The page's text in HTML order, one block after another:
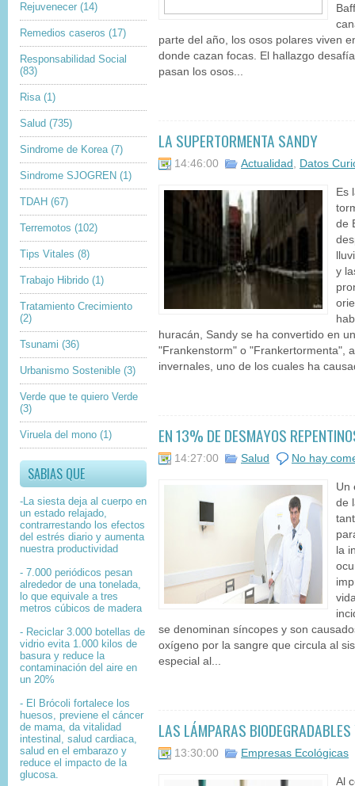
Rejuvenecer (14)
Remedios caseros (17)
Responsabilidad Social
(83)
Risa (1)
Salud (735)
Sindrome de Korea (7)
Sindrome SJOGREN (1)
TDAH (67)
Terremotos (102)
Tips Vitales (8)
Trabajo Hibrido (1)
Tratamiento Crecimiento
(2)
Tsunami (36)
Urbanismo Sostenible (3)
Verde que te quiero Verde
(3)
Viruela del mono (1)
SABIAS QUE
-La siesta deja al cuerpo en
un estado relajado,
contrarrestando los efectos
del estrés diario y aumenta
nuestra productividad
- 7.000 periódicos pesan
alrededor de una tonelada,
lo que equivale a tres
metros cúbicos de madera
- Reciclar 3.000 botellas de
vidrio evita 1.000 kilos de
basura y reduce la
contaminación del aire en
un 20%
- El Brócoli fortalece los
huesos, previene el cáncer
de mama, da vitalidad
intestinal, salud cardiaca,
salud en el embarazo y
reduce el impacto de la
glucosa.
parte del año, los osos polares viven
donde cazan focas. El hallazgo
pasan los osos...
LA SUPERTORMENTA SANDY
14:46:00 Actualidad , Datos
Es
de
y
huracán, Sandy se ha convertido en
"Frankenstorm" o "Frankertormenta",
invernales, uno de los cuales ha
EN 13% DE DESMAYOS
14:27:00 Salud No hay
Un
de
la
se denominan síncopes y son
oxígeno por la sangre que circula al
especial al...
LAS LÁMPARAS
13:30:00 Empresas Ecológicas
Al